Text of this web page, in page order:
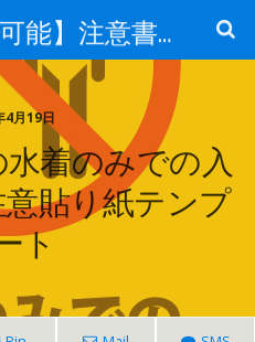
【無料・商用可能】注意書き・張り紙テンプレート【ポスター対応】
4月19日
着のみでの入
貼り紙テンプ
ト